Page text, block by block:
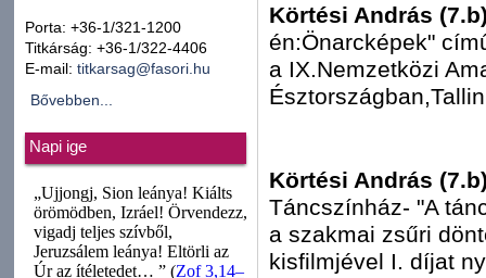
Porta: +36-1/321-1200
Titkárság: +36-1/322-4406
E-mail: titkarsag@fasori.hu
Bővebben...
Napi ige
Körtési András
én:Önarcképek"
a IX.Nemzetközi
Körtési András
Táncszínház- "A
a szakmai zsűri
kisfilmjével I. díjat